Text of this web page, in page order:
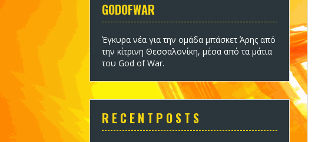
GODOFWAR
Έγκυρα νέα για την ομάδα μπάσκετ Άρης από
την κίτρινη Θεσσαλονίκη, μέσα από τα μάτια
του God of War.
R E C E N T P O S T S